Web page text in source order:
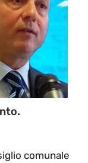
comunale